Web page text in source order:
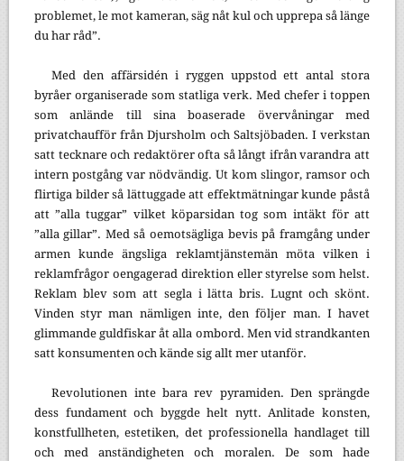
problemet, le mot kameran, säg nåt kul och upprepa så länge
du har råd”.
Med den affärsidén i ryggen uppstod ett antal stora
byråer organiserade som statliga verk. Med chefer i toppen
som anlände till sina boaserade övervåningar med
privatchaufför från Djursholm och Saltsjöbaden. I verkstan
satt tecknare och redaktörer ofta så långt ifrån varandra att
intern postgång var nödvändig. Ut kom slingor, ramsor och
flirtiga bilder så lättuggade att effektmätningar kunde påstå
att ”alla tuggar” vilket köparsidan tog som intäkt för att
”alla gillar”. Med så oemotsägliga bevis på framgång under
armen kunde ängsliga reklamtjänstemän möta vilken i
reklamfrågor oengagerad direktion eller styrelse som helst.
Reklam blev som att segla i lätta bris. Lugnt och skönt.
Vinden styr man nämligen inte, den följer man. I havet
glimmande guldfiskar åt alla ombord. Men vid strandkanten
satt konsumenten och kände sig allt mer utanför.
Revolutionen inte bara rev pyramiden. Den sprängde
dess fundament och byggde helt nytt. Anlitade konsten,
konstfullheten, estetiken, det professionella handlaget till
och med anständigheten och moralen. De som hade